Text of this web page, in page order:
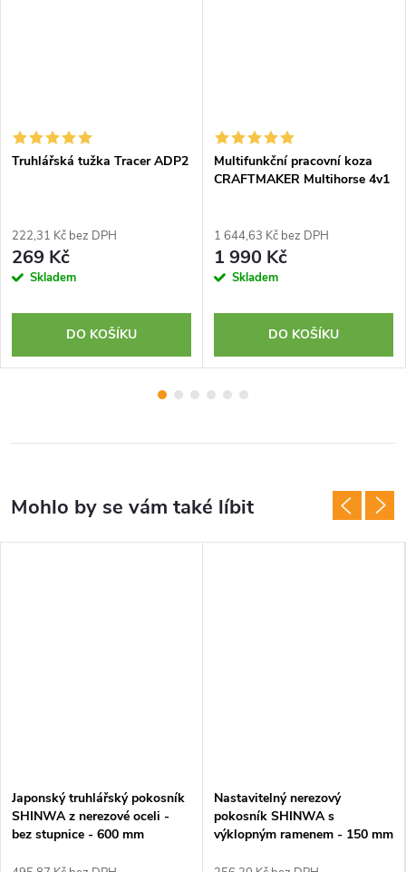
Truhlářská tužka Tracer ADP2
222,31 Kč bez DPH
269 Kč
Skladem
DO KOŠÍKU
Multifunkční pracovní koza
CRAFTMAKER Multihorse 4v1
1 644,63 Kč bez DPH
1 990 Kč
Skladem
DO KOŠÍKU
Japonský truhlářský pokosník
SHINWA z nerezové oceli -
bez stupnice - 600 mm
Nastavitelný nerezový
pokosník SHINWA s
výklopným ramenem - 150 mm